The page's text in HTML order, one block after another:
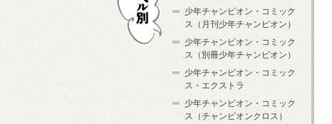
少年チャンピオン・コミック
ス（月刊少年チャンピオン）
少年チャンピオン・コミック
ス（別冊少年チャンピオン）
少年チャンピオン・コミック
ス・エクストラ
少年チャンピオン・コミック
ス（チャンピオンクロス）